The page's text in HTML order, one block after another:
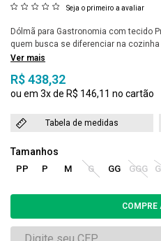
Seja o primeiro a avaliar
Dólmã para Gastronomia com tecido
quem busca se diferenciar na
Ver mais
R$ 438,32
3x R$ 146,11
Tabela de medidas
PP P M G GG GGG